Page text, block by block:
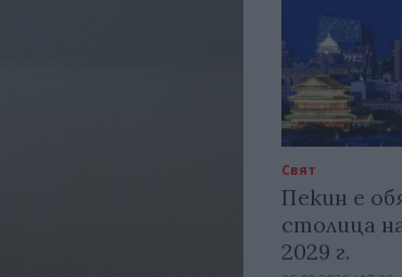
Свят
Пекин е
столица
2029 г.